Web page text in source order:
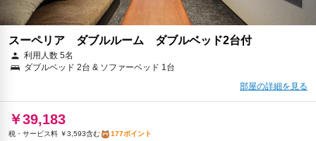
スーペリア ダブルルーム ダブルベッド2台付
利用人数 5名
ダブルベッド 2台 & ソファーベッド 1台
部屋の詳細を見る
￥39,183
税・サービス料 ￥3,593含む
177ポイント